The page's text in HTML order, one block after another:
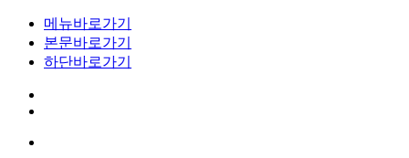
메뉴바로가기
본문바로가기
하단바로가기